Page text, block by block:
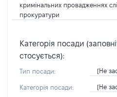
кримінальних провадженнях
прокуратури
Категорія посади
стосується):
Тип посади: [Не
Категорія посади: [Не